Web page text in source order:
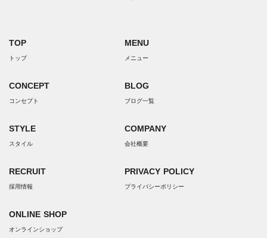
TOP
トップ
CONCEPT
コンセプト
STYLE
スタイル
RECRUIT
採用情報
ONLINE SHOP
オンラインショップ
MENU
メニュー
BLOG
ブログ一覧
COMPANY
会社概要
PRIVACY POLICY
プライバシーポリシー